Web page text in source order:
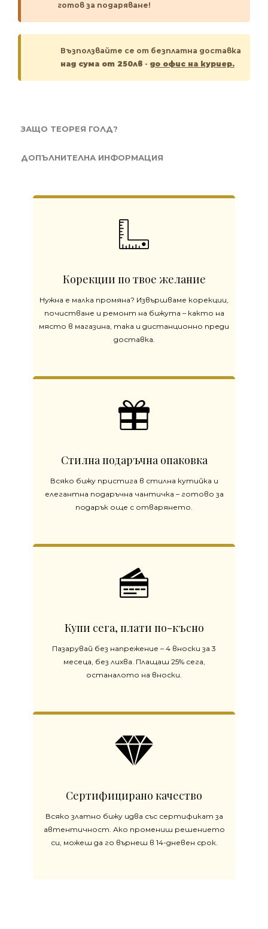
готов за подаряване!
Възползвайте се от безплатна доставка
над сума от 250лв - до офис на куриер.
ЗАЩО ТЕОРЕЯ ГОЛД?
ДОПЪЛНИТЕЛНА ИНФОРМАЦИЯ
Корекции по твое желание
Нужна е малка промяна? Извършваме корекции,
почистване и ремонт на бижута – както на
място в магазина, така и дистанционно преди
доставка.
Стилна подаръчна опаковка
Всяко бижу пристига в стилна кутийка и
елегантна подаръчна чантичка – готово за
подарък още с отварянето.
Купи сега, плати по-късно
Пазарувай без напрежение – 4 вноски за 3
месеца, без лихва. Плащаш 25% сега,
останалото на вноски.
Сертифицирано качество
Всяко златно бижу идва със сертификат за
автентичност. Ако промениш решението
си, можеш да го върнеш в 14-дневен срок.